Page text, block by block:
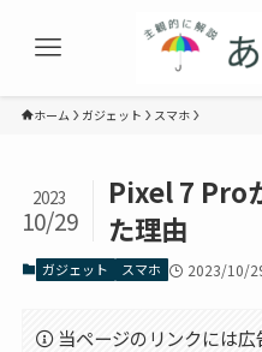
ホーム ガジェット スマホ
Pixel 7 Pro
た理由
2023
10/29
ガジェット スマホ 2023/10/
当ページのリンクには広